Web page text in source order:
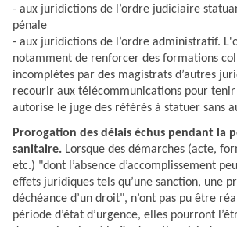
- aux juridictions de l’ordre judiciaire
pénale
- aux juridictions de l’ordre administratif.
notamment de renforcer des formations
incomplètes par des magistrats d’autres
recourir aux télécommunications pour tenir
autorise le juge des référés à statuer sans
Prorogation des délais échus pendant la
sanitaire. Lorsque des démarches (acte,
etc.) "dont l’absence d’accomplissement
effets juridiques tels qu’une sanction, une
déchéance d’un droit", n’ont pas pu être
période d’état d’urgence, elles pourront